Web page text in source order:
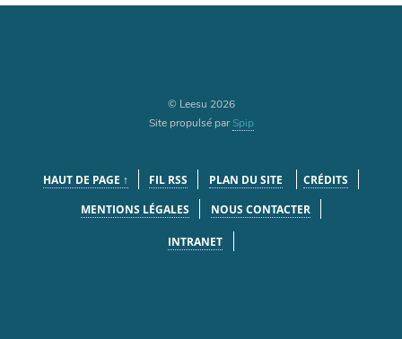
© Leesu 2026
Site propulsé parSpip
HAUT DE PAGE ↑ FIL RSS PLAN DU SITE
CRÉDITS
MENTIONS LÉGALES
NOUS CONTACTER
INTRANET